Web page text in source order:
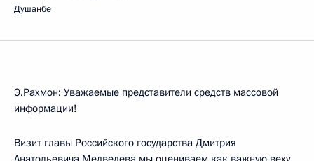
Душанбе
Э.Рахмон: Уважаемые представители средств массовой
информации!
Визит главы Российского государства Дмитрия